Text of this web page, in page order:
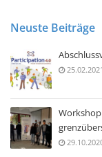
Neuste Beiträge
25.02.2021